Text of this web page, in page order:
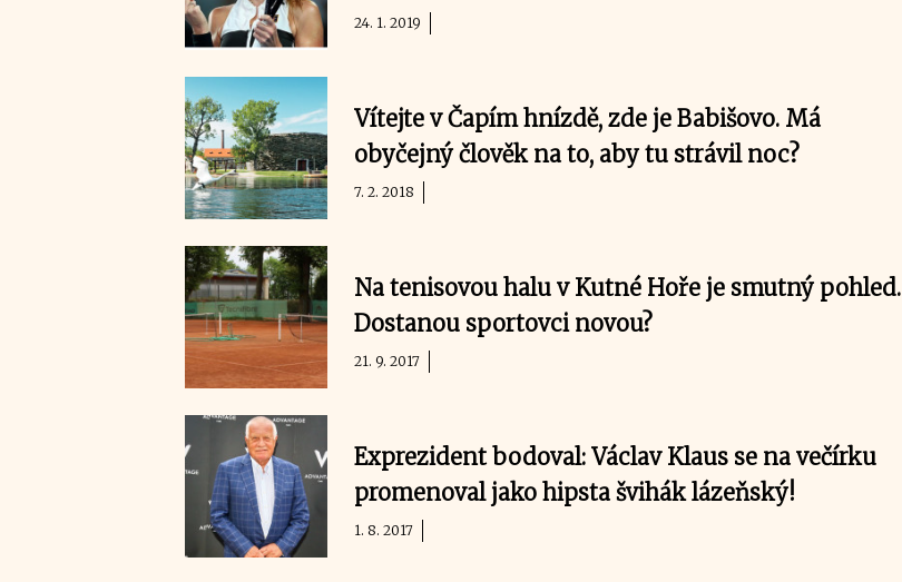
24. 1. 2019
Vítejte v Čapím hnízdě, zde je Babišovo. Má
obyčejný člověk na to, aby tu strávil noc?
7. 2. 2018
Na tenisovou halu v Kutné Hoře je smutný pohled.
Dostanou sportovci novou?
21. 9. 2017
Exprezident bodoval: Václav Klaus se na večírku
promenoval jako hipsta švihák lázeňský!
1. 8. 2017